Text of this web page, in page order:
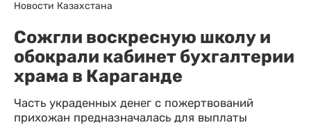
Новости Казахстана
Сожгли воскресную школу и
обокрали кабинет бухгалтерии
храма в Караганде
Часть украденных денег с пожертвований
прихожан предназначалась для выплаты